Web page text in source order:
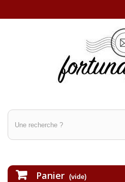
Panier (vide)